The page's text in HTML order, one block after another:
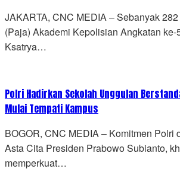
JAKARTA, CNC MEDIA – Sebanyak
(Paja) Akademi Kepolisian Angkatan ke-
Ksatrya…
Polri Hadirkan Sekolah Unggulan
Mulai Tempati Kampus
BOGOR, CNC MEDIA – Komitmen Polri
Asta Cita Presiden Prabowo Subianto,
memperkuat…